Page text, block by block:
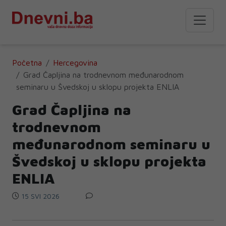
Početna
Hercegovina
Grad Čapljina na trodnevnom međunarodnom
seminaru u Švedskoj u sklopu projekta ENLIA
Grad Čapljina na
trodnevnom
međunarodnom seminaru u
Švedskoj u sklopu projekta
ENLIA
15 SVI 2026